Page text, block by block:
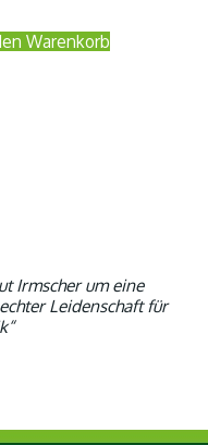
Warenkorb
Irmscher um eine
Leidenschaft für